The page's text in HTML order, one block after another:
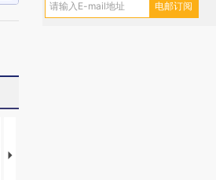
马航飞行员跨国走私7万